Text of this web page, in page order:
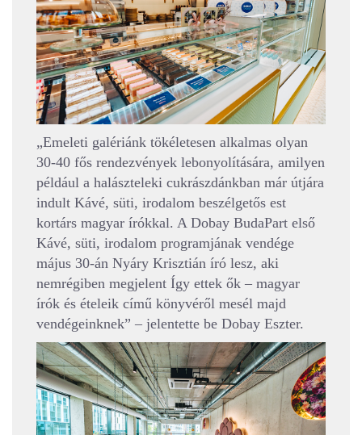
„Emeleti galériánk tökéletesen alkalmas olyan
30-40 fős rendezvények lebonyolítására, amilyen
például a halászteleki cukrászdánkban már útjára
indult Kávé, süti, irodalom beszélgetős est
kortárs magyar írókkal. A Dobay BudaPart első
Kávé, süti, irodalom programjának vendége
május 30-án Nyáry Krisztián író lesz, aki
nemrégiben megjelent Így ettek ők – magyar
írók és ételeik című könyvéről mesél majd
vendégeinknek” – jelentette be Dobay Eszter.